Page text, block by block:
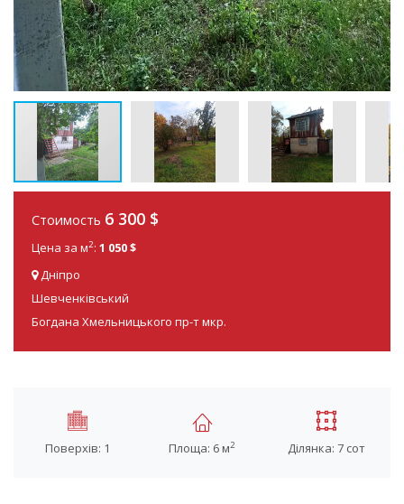
Стоимость 6 300 $
Цена за м2: 1 050 $
Дніпро
Шевченківський
Богдана Хмельницького пр-т мкр.
Поверхів: 1 Площа: 6 м2 Ділянка: 7 сот